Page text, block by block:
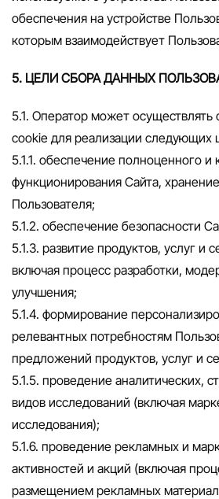
обеспечения на устройстве
которым взаимодействует
5. ЦЕЛИ СБОРА ДАННЫХ
5.1. Оператор может осуществлять
cookie для реализации следующих
5.1.1. обеспечение полноценного и
функционирования Сайта,
Пользователя;
5.1.2. обеспечение безопасности
5.1.3. развитие продуктов, услуг и
включая процесс разработки,
улучшения;
5.1.4. формирование
релевантных потребностям
предложений продуктов, услуг и
5.1.5. проведение аналитических,
видов исследований (включая
исследования);
5.1.6. проведение рекламных и
активностей и акций (включая
размещением рекламных